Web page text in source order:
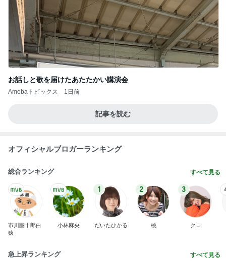
お話しと歌を届けたあたたかい講演会
Amebaトピックス 1日前
記事を読む
オフィシャルブロガーランキング
総合ランキング すべて見る
市川團十郎白
猿
小林麻央
1
だいたひかる
2
桃
3
クロ
急上昇ランキング すべて見る